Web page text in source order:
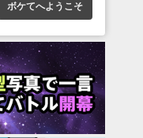
ボケてへようこそ